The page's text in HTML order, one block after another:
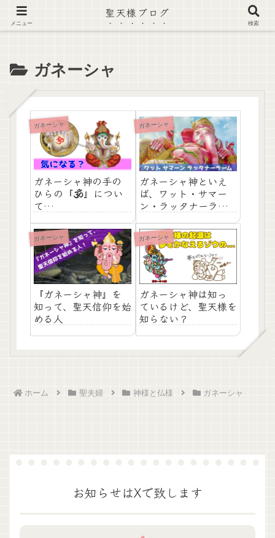
【注意喚起】偽サイト及び偽情報に注意 ▶確認する◀
ガネーシャ
ガネーシャ
ガネーシャ神の手の
ひらの『🕉』につい
て…
ガネーシャ
ガネーシャ神といえ
ば、ワット・サマー
ン・ラッタナーラー
シャ
ガネーシャ
『ガネーシャ神』を
知って、聖天信仰を始
める人
ガネーシャ
ガネーシャ神は知っ
ているけど、聖天様を
知らない？
ホーム 聖夫婦 神様と仏様 ガネーシャ
お知らせはXで致します
メニュー
聖天様ブログ
検索